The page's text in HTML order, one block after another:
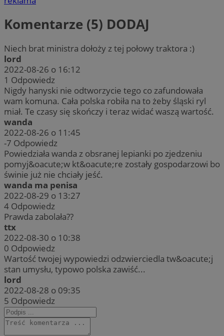
Komentarze (5) DODAJ
Niech brat ministra dołoży z tej połowy traktora :)
lord
2022-08-26 o 16:12
1 Odpowiedz
Nigdy hanyski nie odtworzycie tego co zafundowała
wam komuna. Cała polska robiła na to żeby śląski ryl
miał. Te czasy się skończy i teraz widać waszą wartość.
wanda
2022-08-26 o 11:45
-7 Odpowiedz
Powiedziała wanda z obsranej lepianki po zjedzeniu
pomyj&oacute;w kt&oacute;re zostały gospodarzowi bo
świnie już nie chciały jeść.
wanda ma penisa
2022-08-29 o 13:27
4 Odpowiedz
Prawda zabolała??
ttx
2022-08-30 o 10:38
0 Odpowiedz
Wartość twojej wypowiedzi odzwierciedla tw&oacute;j
stan umysłu, typowo polska zawiść...
lord
2022-08-28 o 09:35
5 Odpowiedz